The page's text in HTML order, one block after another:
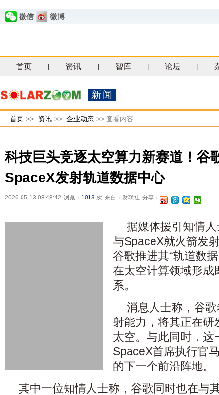
微信 微博
首页 资讯 智库 论坛
新闻
首页 >> 资讯 >> 企业动态 >> 查看内容
科技巨头竞逐太空算力新赛道！谷
SpaceX发射轨道数据中心
2026-05-13 08:48:42 浏览： 1013 次 来自：财联社 分享：
据媒体援引知情
与SpaceX就火箭发
谷歌推进其“轨道数
在太空计算领域形成
系。
消息人士称，谷
射能力，将其正在研
太空。与此同时，这
SpaceX首席执行官
的下一个前沿阵地。
其中一位知情人士称，谷歌同时也在与